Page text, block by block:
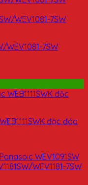
WEV1081-7SW
độc đáo